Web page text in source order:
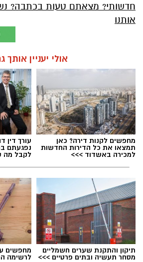
חדשותי? מצאתם טעות בכתבה?
אותנו
אולי יעניין אותך
מחפשים לקנות דירה? כאן
תמצאו את כל הדירות החדשות
למכירה באשדוד >>>
עורך דין
נפגעתם
לקבל מה
תיקון והתקנת שערים חשמליים
מסחר תעשיה ובתים פרטיים >>>
מחפשים
לרשימה